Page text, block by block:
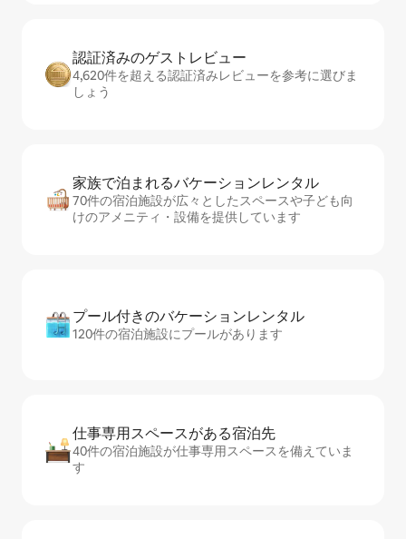
認証済みのゲ⁠ス⁠ト⁠レ⁠ビ⁠ュ⁠ー
4,620件を超える認証済みレビューを参考に選びま
しょう
家族で泊まれるバ⁠ケ⁠ー⁠シ⁠ョ⁠ンレ⁠ン⁠タ⁠ル
70件の宿泊施設が広々としたスペースや子ども向
けのアメニティ・設備を提供しています
プール付きのバ⁠ケ⁠ー⁠シ⁠ョ⁠ンレ⁠ン⁠タ⁠ル
120件の宿泊施設にプールがあります
仕事専用ス⁠ペ⁠ー⁠スがあ⁠る宿⁠泊⁠先
40件の宿泊施設が仕事専用スペースを備えていま
す